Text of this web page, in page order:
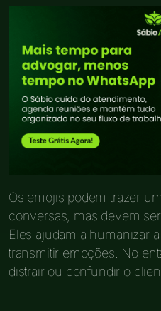
Os emojis podem trazer
conversas, mas devem
Eles ajudam a humanizar
transmitir emoções. No
distrair ou confundir o